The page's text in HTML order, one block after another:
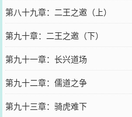
第八十九章：二王之邀（上）
第九十章：二王之邀（下）
第九十一章：长兴道场
第九十二章：儒道之争
第九十三章：骑虎难下